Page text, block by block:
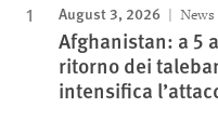
August 3, 2026 News
Afghanistan: a 5
ritorno dei
intensifica